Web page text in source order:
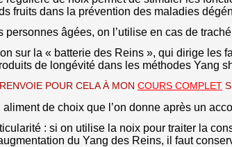
fruits dans la prévention des maladies
personnes âgées, on l’utilise en cas de
sur la « batterie des Reins », qui dirige les
de longévité dans les méthodes Yang
POUR CELA À MON COURS COMPLET
aliment de choix que l’on donne après un
: si on utilise la noix pour traiter la
du Yang des Reins, il faut